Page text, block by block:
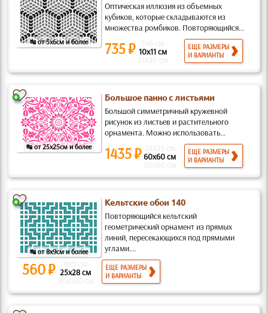
↹ от 5x6см и более
Оптическая иллюзия из объемных
кубиков, которые складываются из
множества ромбиков. Повторяющийся...
735 ₽ 10x11 см
ЕЩЕ РАЗМЕРЫ
И ВАРИАНТЫ
↹ от 25x25см и более
Большое панно с листьями
Большой симметричный кружевной
рисунок из листьев и растительного
орнамента. Можно использовать...
1435 ₽60x60 см
ЕЩЕ РАЗМЕРЫ
И ВАРИАНТЫ
↹ от 8x9см и более
Кельтские обои 140
Повторяющийся кельтский
геометрический орнамент из прямых
линий, пересекающихся под прямыми
углами....
560 ₽ 25x28 см
ЕЩЕ РАЗМЕРЫ
И ВАРИАНТЫ